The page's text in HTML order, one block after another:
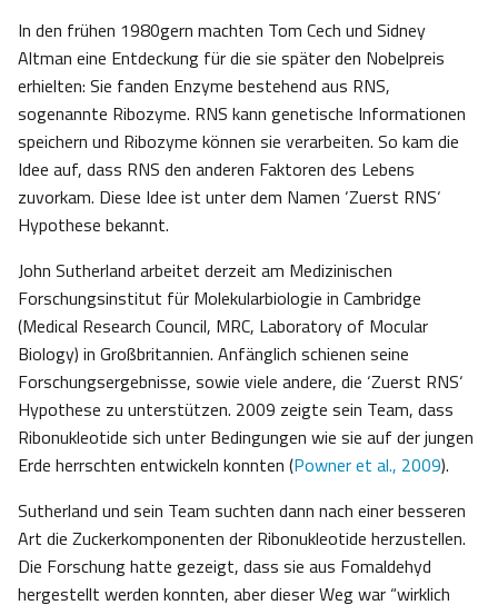
In den frühen 1980gern machten Tom Cech und Sidney
Altman eine Entdeckung für die sie später den Nobelpreis
erhielten: Sie fanden Enzyme bestehend aus RNS,
sogenannte Ribozyme. RNS kann genetische Informationen
speichern und Ribozyme können sie verarbeiten. So kam die
Idee auf, dass RNS den anderen Faktoren des Lebens
zuvorkam. Diese Idee ist unter dem Namen ‘Zuerst RNS‘
Hypothese bekannt.
John Sutherland arbeitet derzeit am Medizinischen
Forschungsinstitut für Molekularbiologie in Cambridge
(Medical Research Council, MRC, Laboratory of Mocular
Biology) in Großbritannien. Anfänglich schienen seine
Forschungsergebnisse, sowie viele andere, die ‘Zuerst RNS‘
Hypothese zu unterstützen. 2009 zeigte sein Team, dass
Ribonukleotide sich unter Bedingungen wie sie auf der jungen
Erde herrschten entwickeln konnten (Powner et al., 2009).
Sutherland und sein Team suchten dann nach einer besseren
Art die Zuckerkomponenten der Ribonukleotide herzustellen.
Die Forschung hatte gezeigt, dass sie aus Fomaldehyd
hergestellt werden konnten, aber dieser Weg war “wirklich